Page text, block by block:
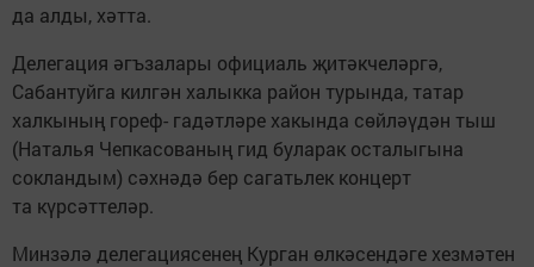
да алды, хәтта.
Делегация әгъзалары официаль җитәкчеләргә,
Сабантуйга килгән халыкка район турында, татар
халкының гореф- гадәтләре хакында сөйләүдән тыш
(Наталья Чепкасованың гид буларак осталыгына
сокландым) сәхнәдә бер сагатьлек концерт
та күрсәттеләр.
Минзәлә делегациясенең Курган өлкәсендәге хезмәтен